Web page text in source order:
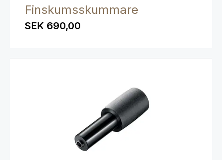
Finskumsskummare
SEK 690,00